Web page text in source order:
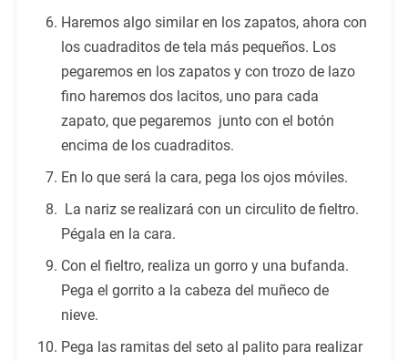
Haremos algo similar en los zapatos, ahora con
los cuadraditos de tela más pequeños. Los
pegaremos en los zapatos y con trozo de lazo
fino haremos dos lacitos, uno para cada
zapato, que pegaremos junto con el botón
encima de los cuadraditos.
En lo que será la cara, pega los ojos móviles.
La nariz se realizará con un circulito de fieltro.
Pégala en la cara.
Con el fieltro, realiza un gorro y una bufanda.
Pega el gorrito a la cabeza del muñeco de
nieve.
Pega las ramitas del seto al palito para realizar